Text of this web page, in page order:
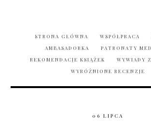
STRONA GŁÓWNA WSPÓŁPRACA
AMBASADORKA
PATRONATY
REKOMENDACJE KSIĄŻEK
WYWIADY
WYRÓŻNIONE RECENZJE
06 LIPCA